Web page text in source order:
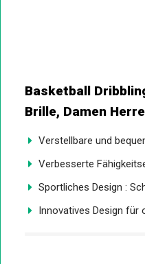
Basketball
Brille, Damen
Verstellbare und
Verbesserte
Sportliches Design :
Innovatives Design für